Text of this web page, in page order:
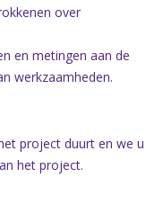
over
en metingen aan de
werkzaamheden.
project duurt en we u
het project.